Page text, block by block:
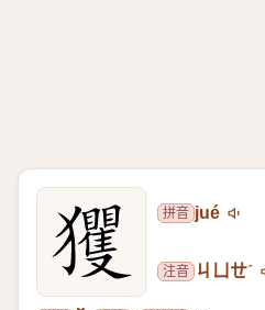
拼音 jué
注音 ㄐㄩㄝˊ